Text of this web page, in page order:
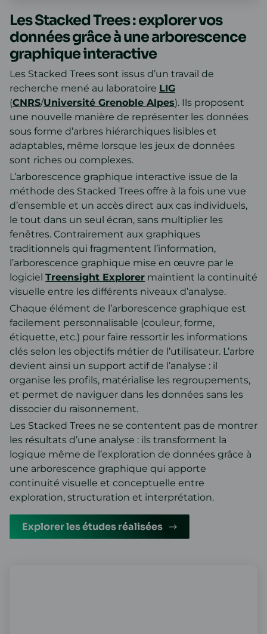
Les Stacked Trees : explorer vos
données grâce à une arborescence
graphique interactive
Les Stacked Trees sont issus d’un travail de
recherche mené au laboratoire LIG
(CNRS/Université Grenoble Alpes). Ils proposent
une nouvelle manière de représenter les données
sous forme d’arbres hiérarchiques lisibles et
adaptables, même lorsque les jeux de données
sont riches ou complexes.
L’arborescence graphique interactive issue de la
méthode des Stacked Trees offre à la fois une vue
d’ensemble et un accès direct aux cas individuels,
le tout dans un seul écran, sans multiplier les
fenêtres. Contrairement aux graphiques
traditionnels qui fragmentent l’information,
l’arborescence graphique mise en œuvre par le
logiciel Treensight Explorer maintient la continuité
visuelle entre les différents niveaux d’analyse.
Chaque élément de l’arborescence graphique est
facilement personnalisable (couleur, forme,
étiquette, etc.) pour faire ressortir les informations
clés selon les objectifs métier de l’utilisateur. L’arbre
devient ainsi un support actif de l’analyse : il
organise les profils, matérialise les regroupements,
et permet de naviguer dans les données sans les
dissocier du raisonnement.
Les Stacked Trees ne se contentent pas de montrer
les résultats d’une analyse : ils transforment la
logique même de l’exploration de données grâce à
une arborescence graphique qui apporte
continuité visuelle et conceptuelle entre
exploration, structuration et interprétation.
Explorer les études réalisées